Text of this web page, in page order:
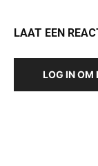
LAAT EEN
LOG IN OM